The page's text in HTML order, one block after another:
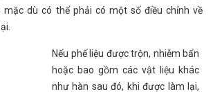
mặc dù có thể phải có một số điều chỉnh về
Nếu phế liệu được trộn, nhiễm bẩn
hoặc bao gồm các vật liệu khác
như hàn sau đó, khi được làm lại,